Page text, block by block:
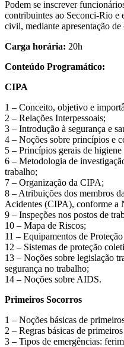
Podem se inscrever
contribuintes ao Seconci-Rio e
civil, mediante apresentação
Carga horária: 20h
Conteúdo Programático:
CIPA
1 – Conceito, objetivo e
2 – Relações Interpessoais;
3 – Introdução à segurança e
4 – Noções sobre princípios e
5 – Princípios gerais de
6 – Metodologia de
trabalho;
7 – Organização da CIPA;
8 – Atribuições dos membros
Acidentes (CIPA), conforme a
9 – Inspeções nos postos de
10 – Mapa de Riscos;
11 – Equipamentos de
12 – Sistemas de proteção
13 – Noções sobre legislação
segurança no trabalho;
14 – Noções sobre AIDS.
Primeiros Socorros
1 – Noções básicas de
2 – Regras básicas de
3 – Tipos de emergências: